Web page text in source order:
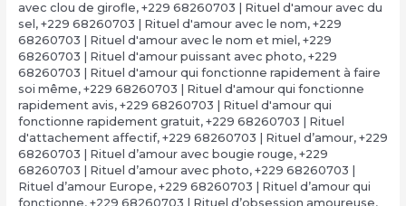
avec clou de girofle, +229 68260703 | Rituel d'amour avec du
sel , +229 68260703 | Rituel d'amour avec le nom, +229
68260703 | Rituel d'amour avec le nom et miel , +229
68260703 | Rituel d'amour puissant avec photo, +229
68260703 | Rituel d'amour qui fonctionne rapidement à faire
soi même, +229 68260703 | Rituel d'amour qui fonctionne
rapidement avis, +229 68260703 | Rituel d'amour qui
fonctionne rapidement gratuit, +229 68260703 | Rituel
d'attachement affectif, +229 68260703 | Rituel d’amour, +229
68260703 | Rituel d’amour avec bougie rouge, +229
68260703 | Rituel d’amour avec photo, +229 68260703 |
Rituel d’amour Europe, +229 68260703 | Rituel d’amour qui
fonctionne, +229 68260703 | Rituel d’obsession amoureuse,